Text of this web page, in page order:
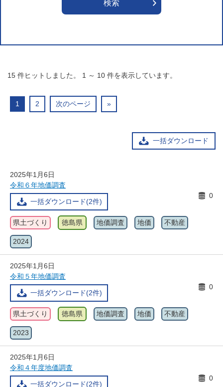
15 件ヒットしました。 1 ～ 10 件を表示しています。
1 2 次のページ »
一括ダウンロード
2025年1月6日
令和６年地価調査
一括ダウンロード(2件)
0
県土づくり 徳島県 地価調査 地価 不動産
2024
2025年1月6日
令和５年地価調査
一括ダウンロード(2件)
0
県土づくり 徳島県 地価調査 地価 不動産
2023
2025年1月6日
令和４年度地価調査
一括ダウンロード(2件)
0